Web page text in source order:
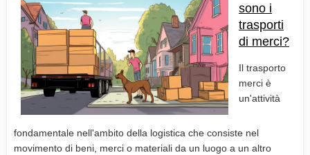
sono i
trasporti
di merci?
Il trasporto
merci è
un'attività
fondamentale nell'ambito della logistica che consiste nel
movimento di beni, merci o materiali da un luogo a un altro